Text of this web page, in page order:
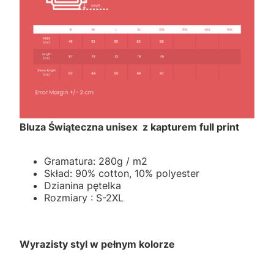
Bluza Świąteczna unisex z kapturem full print
Gramatura: 280g / m2
Skład: 90% cotton, 10% polyester
Dzianina pętelka
Rozmiary : S-2XL
Wyrazisty styl w pełnym kolorze